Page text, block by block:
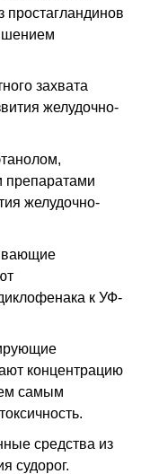
простагландинов
захвата
желудочно-
препаратами
желудочно-
к УФ-
концентрацию
самым
средства из
судорог.